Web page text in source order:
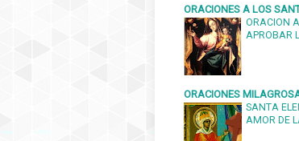
ORACIONES A LOS
ORACION
APROBAR
ORACIONES
SANTA
AMOR DE